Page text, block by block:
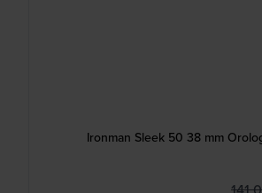
Ironman Sleek 50 38 mm